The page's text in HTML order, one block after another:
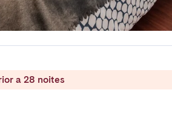
a 28 noites